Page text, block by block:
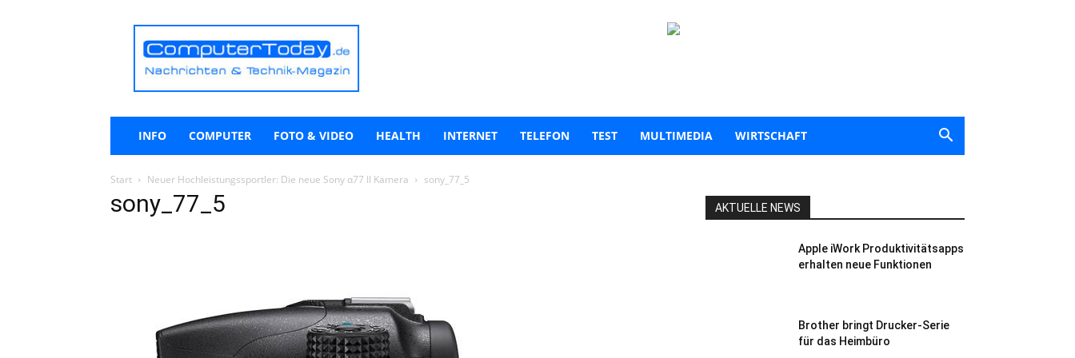
ComputerToday.de
INFO COMPUTER FOTO & VIDEO HEALTH INTERNET TELEFON TEST MULTIMEDIA WIRTSCHAFT
Start Neuer Hochleistungssportler: Die neue Sony α77 II Kamera sony_77_5
sony_77_5 AKTUELLE NEWS
Apple iWork Produktivitätsapps
erhalten neue Funktionen
Brother bringt Drucker-Serie
für das Heimbüro